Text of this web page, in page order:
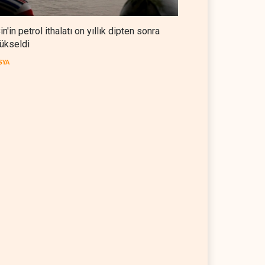
petrol ithalatı on yıllık dipten sonra